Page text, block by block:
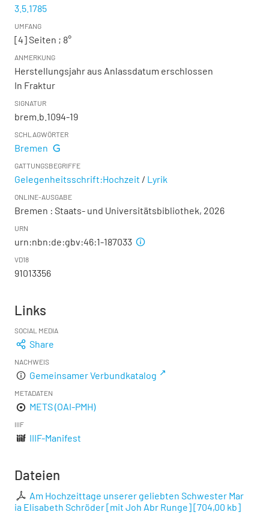
3.5.1785
UMFANG
[4] Seiten ; 8°
ANMERKUNG
Herstellungsjahr aus Anlassdatum erschlossen
In Fraktur
SIGNATUR
brem.b.1094-19
SCHLAGWÖRTER
Bremen
GATTUNGSBEGRIFFE
Gelegenheitsschrift:Hochzeit / Lyrik
ONLINE-AUSGABE
Bremen : Staats- und Universitätsbibliothek, 2026
URN
urn:nbn:de:gbv:46:1-187033
VD18
91013356
Links
SOCIAL MEDIA
Share
NACHWEIS
Gemeinsamer Verbundkatalog
METADATEN
METS (OAI-PMH)
IIIF
IIIF-Manifest
Dateien
Am Hochzeittage unserer geliebten Schwester Mar
ia Elisabeth Schröder [mit Joh Abr Runge][704,00 kb]